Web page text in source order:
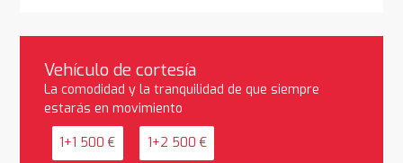
Vehículo de cortesía
La comodidad y la tranquilidad de que siempre
estarás en movimiento
1+1 500 € 1+2 500 €